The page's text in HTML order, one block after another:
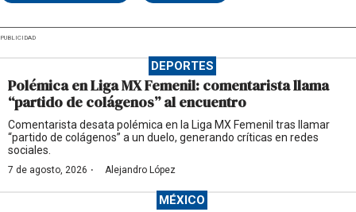
PUBLICIDAD
DEPORTES
Polémica en Liga MX Femenil: comentarista llama
“partido de colágenos” al encuentro
Comentarista desata polémica en la Liga MX Femenil tras llamar
“partido de colágenos” a un duelo, generando críticas en redes
sociales.
7 de agosto, 2026 · Alejandro López
MÉXICO